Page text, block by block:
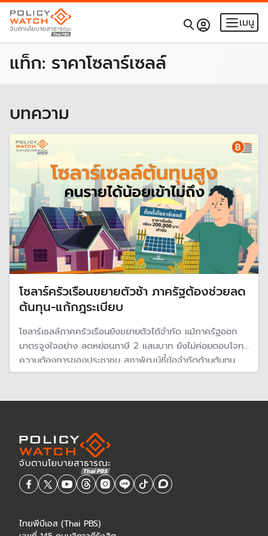
เมนู
แท็ก: ราคาโซลาร์เซลล์
บทความ
โซลาร์ครัวเรือนขยายตัวช้า ภาครัฐต้องช่วยลด
ต้นทุน-แก้กฎระเบียบ
โซลาร์เซลล์ภาคครัวเรือนยังขยายตัวได้จำกัด แม้ภาครัฐออก
มาตรจูงใจอย่าง ลดหย่อนภาษี 2 แสนบาท ยังไม่ค่อยตอบโจทย์
ความต้องการของประชาชน สภาพัฒน์ชี้ข้อจำกัดด้านต้นทุน
การติดตั้งที่ยังสูง และขั้นตอนการขออนุญาตจากภาครัฐที่ยัง
ไทยพีบีเอส (Thai PBS)